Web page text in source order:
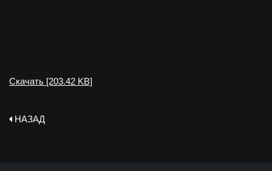
Скачать [203.42 KB]
НАЗАД